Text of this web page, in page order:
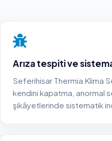
Arıza tespiti ve
Seferihisar Thermia Klima
kendini kapatma, anormal
şikâyetlerinde sistematik